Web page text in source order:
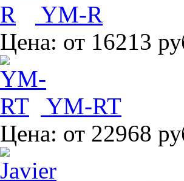
YM-R
Цена: от 16213
YM-RT
Цена: от 22968